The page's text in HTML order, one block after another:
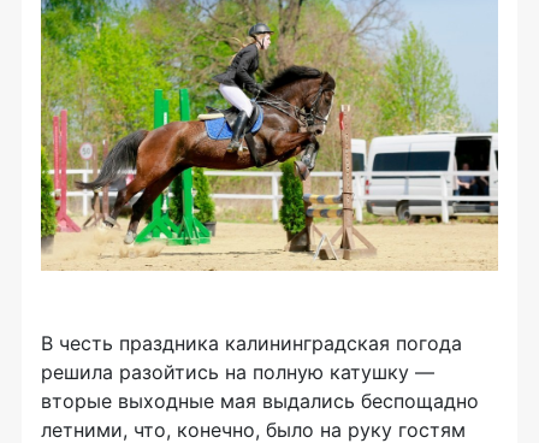
В честь праздника калининградская погода
решила разойтись на полную катушку —
вторые выходные мая выдались беспощадно
летними, что, конечно, было на руку гостям